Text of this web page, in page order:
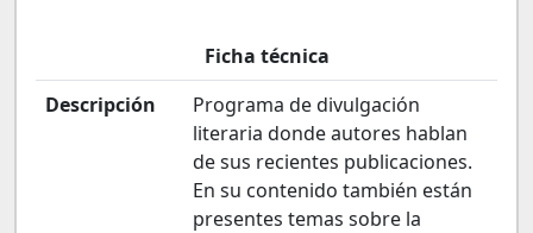
Ficha técnica
Descripción
Programa de divulgación
literaria donde autores hablan
de sus recientes publicaciones.
En su contenido también están
presentes temas sobre la